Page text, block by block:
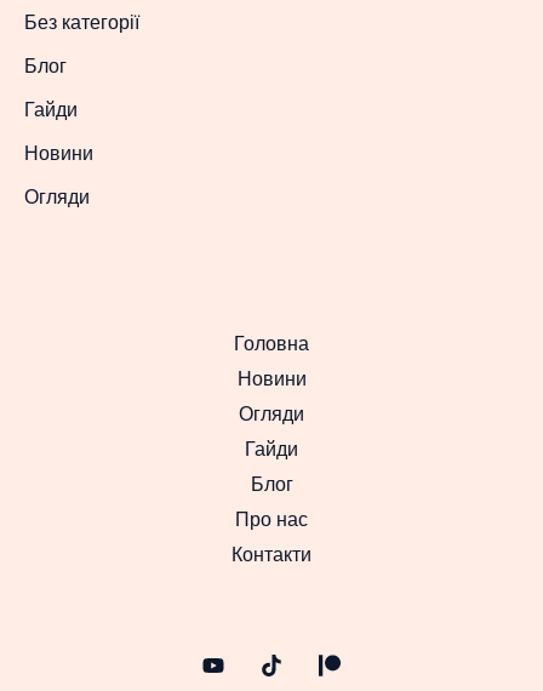
Без категорії
Блог
Гайди
Новини
Огляди
Головна
Новини
Огляди
Гайди
Блог
Про нас
Контакти